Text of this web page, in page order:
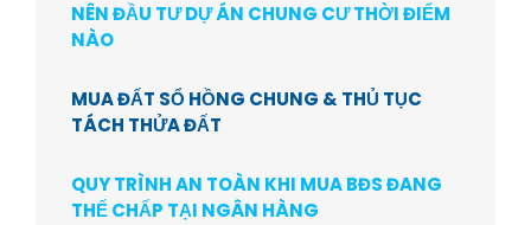
NÊN ĐẦU TƯ DỰ ÁN CHUNG CƯ THỜI ĐIỂM
NÀO
MUA ĐẤT SỔ HỒNG CHUNG & THỦ TỤC
TÁCH THỬA ĐẤT
QUY TRÌNH AN TOÀN KHI MUA BĐS ĐANG
THẾ CHẤP TẠI NGÂN HÀNG